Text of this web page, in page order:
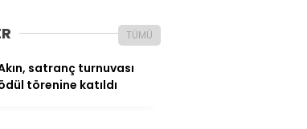
TÜMÜ
satranç turnuvası
törenine katıldı